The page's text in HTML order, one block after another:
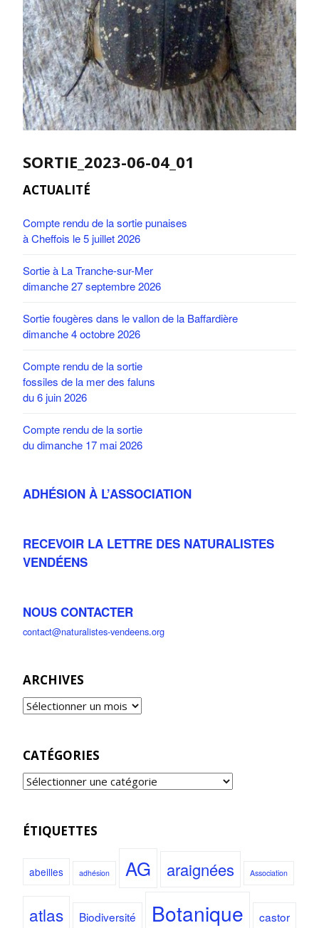
SORTIE_2023-06-04_01
ACTUALITÉ
Compte rendu de la sortie punaises
à Cheffois le 5 juillet 2026
Sortie à La Tranche-sur-Mer
dimanche 27 septembre 2026
Sortie fougères dans le vallon de la Baffardière
dimanche 4 octobre 2026
Compte rendu de la sortie
fossiles de la mer des faluns
du 6 juin 2026
Compte rendu de la sortie
du dimanche 17 mai 2026
ADHÉSION À L’ASSOCIATION
RECEVOIR LA LETTRE DES NATURALISTES
VENDÉENS
NOUS CONTACTER
contact@naturalistes-vendeens.org
ARCHIVES
CATÉGORIES
ÉTIQUETTES
abeilles adhésion AG araignées Association
atlas Biodiversité Botanique castor